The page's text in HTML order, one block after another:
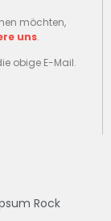
möchten,
uns.
obige E-Mail.
Rock